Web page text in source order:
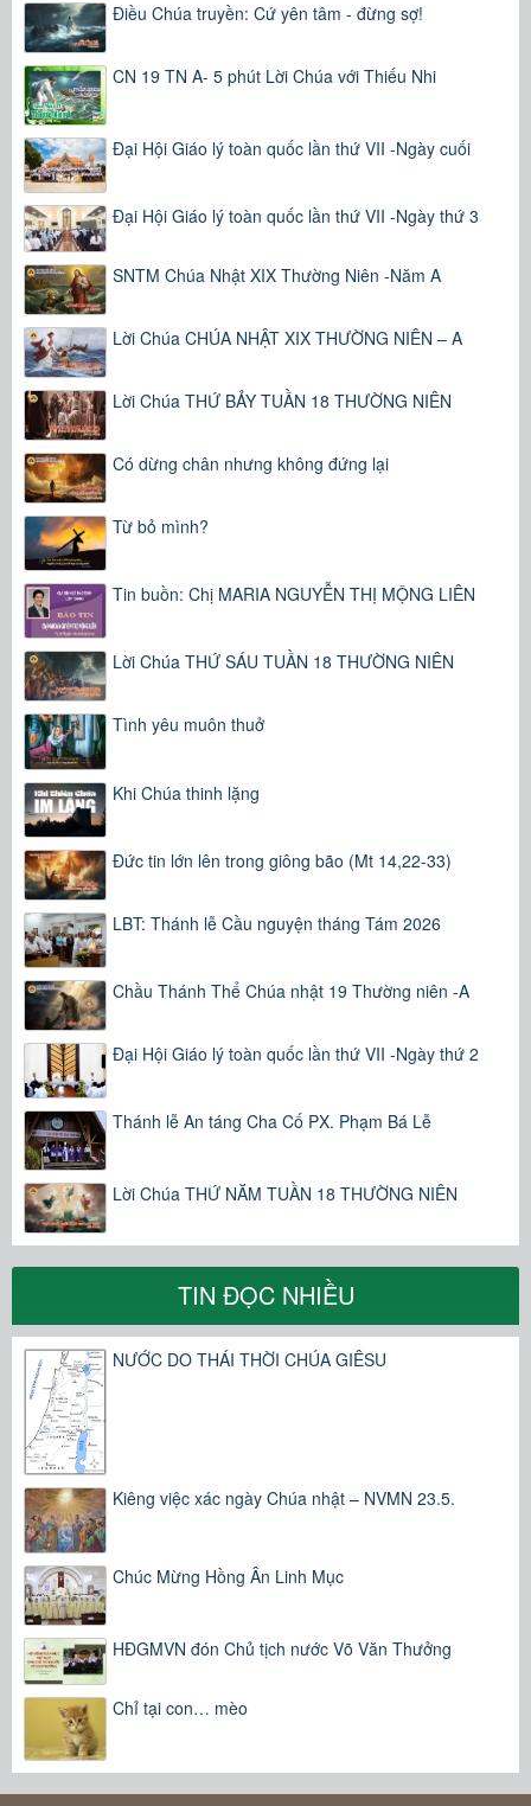
Điều Chúa truyền: Cứ yên tâm - đừng sợ!
CN 19 TN A- 5 phút Lời Chúa với Thiếu Nhi
Đại Hội Giáo lý toàn quốc lần thứ VII -Ngày cuối
Đại Hội Giáo lý toàn quốc lần thứ VII -Ngày thứ 3
SNTM Chúa Nhật XIX Thường Niên -Năm A
Lời Chúa CHÚA NHẬT XIX THƯỜNG NIÊN – A
Lời Chúa THỨ BẢY TUẦN 18 THƯỜNG NIÊN
Có dừng chân nhưng không đứng lại
Từ bỏ mình?
Tin buồn: Chị MARIA NGUYỄN THỊ MỘNG LIÊN
Lời Chúa THỨ SÁU TUẦN 18 THƯỜNG NIÊN
Tình yêu muôn thuở
Khi Chúa thinh lặng
Đức tin lớn lên trong giông bão (Mt 14,22-33)
LBT: Thánh lễ Cầu nguyện tháng Tám 2026
Chầu Thánh Thể Chúa nhật 19 Thường niên -A
Đại Hội Giáo lý toàn quốc lần thứ VII -Ngày thứ 2
Thánh lễ An táng Cha Cố PX. Phạm Bá Lễ
Lời Chúa THỨ NĂM TUẦN 18 THƯỜNG NIÊN
TIN ĐỌC NHIỀU
NƯỚC DO THÁI THỜI CHÚA GIÊSU
Kiêng việc xác ngày Chúa nhật – NVMN 23.5.
Chúc Mừng Hồng Ân Linh Mục
HĐGMVN đón Chủ tịch nước Võ Văn Thưởng
Chỉ tại con… mèo